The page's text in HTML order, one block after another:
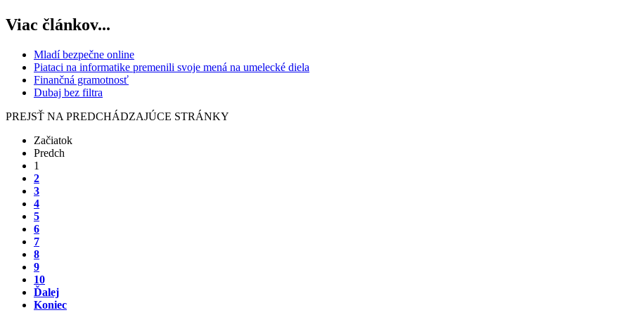
Viac článkov...
Mladí bezpečne online
Piataci na informatike premenili svoje mená na umelecké diela
Finančná gramotnosť
Dubaj bez filtra
PREJSŤ NA PREDCHÁDZAJÚCE STRÁNKY
Začiatok
Predch
1
2
3
4
5
6
7
8
9
10
Ďalej
Koniec